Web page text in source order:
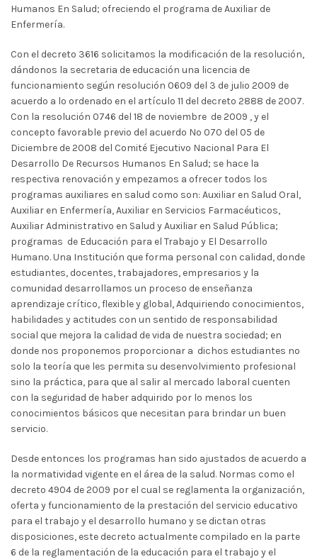
Humanos En Salud; ofreciendo el programa de Auxiliar de
Enfermería.
Con el decreto 3616 solicitamos la modificación de la resolución,
dándonos la secretaria de educación una licencia de
funcionamiento según resolución 0609 del 3 de julio 2009 de
acuerdo a lo ordenado en el artículo 11 del decreto 2888 de 2007.
Con la resolución 0746 del 18 de noviembre de 2009 , y el
concepto favorable previo del acuerdo No 070 del 05 de
Diciembre de 2008 del Comité Ejecutivo Nacional Para El
Desarrollo De Recursos Humanos En Salud; se hace la
respectiva renovación y empezamos a ofrecer todos los
programas auxiliares en salud como son: Auxiliar en Salud Oral,
Auxiliar en Enfermería, Auxiliar en Servicios Farmacéuticos,
Auxiliar Administrativo en Salud y Auxiliar en Salud Pública;
programas de Educación para el Trabajo y El Desarrollo
Humano. Una Institución que forma personal con calidad, donde
estudiantes, docentes, trabajadores, empresarios y la
comunidad desarrollamos un proceso de enseñanza
aprendizaje crítico, flexible y global, Adquiriendo conocimientos,
habilidades y actitudes con un sentido de responsabilidad
social que mejora la calidad de vida de nuestra sociedad; en
donde nos proponemos proporcionar a dichos estudiantes no
solo la teoría que les permita su desenvolvimiento profesional
sino la práctica, para que al salir al mercado laboral cuenten
con la seguridad de haber adquirido por lo menos los
conocimientos básicos que necesitan para brindar un buen
servicio.
Desde entonces los programas han sido ajustados de acuerdo a
la normatividad vigente en el área de la salud. Normas como el
decreto 4904 de 2009 por el cual se reglamenta la organización,
oferta y funcionamiento de la prestación del servicio educativo
para el trabajo y el desarrollo humano y se dictan otras
disposiciones, este decreto actualmente compilado en la parte
6 de la reglamentación de la educación para el trabajo y el